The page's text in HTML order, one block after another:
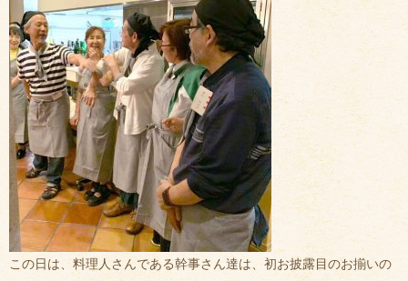
この日は、料理人さんである幹事さん達は、初お披露目のお揃いの